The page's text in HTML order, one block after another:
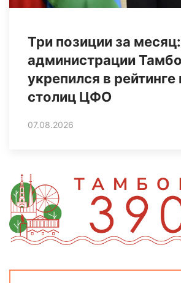
Три позиции за
администрации
укрепился в
столиц ЦФО
07.08.2026